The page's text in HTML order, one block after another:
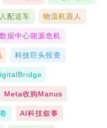
配送车 物流机器人
数据中心能源危机
科技巨头投资
Meta收购Manus
AI科技叙事